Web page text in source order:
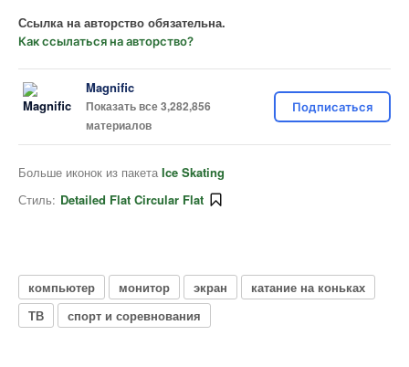
Ссылка на авторство обязательна.
Как ссылаться на авторство?
Magnific
Показать все 3,282,856
материалов
Подписаться
Больше иконок из пакета Ice Skating
Стиль: Detailed Flat Circular Flat
компьютер монитор экран
катание на коньках
ТВ
спорт и соревнования